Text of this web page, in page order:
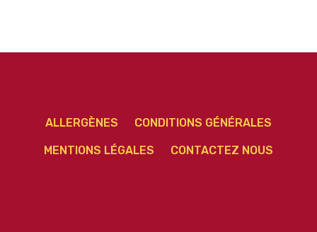
ALLERGÈNES CONDITIONS GÉNÉRALES
MENTIONS LÉGALES CONTACTEZ NOUS